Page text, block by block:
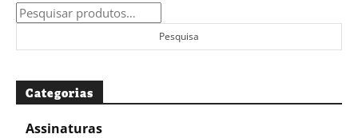
Pesquisar
por:
Pesquisa
Categorias
Assinaturas